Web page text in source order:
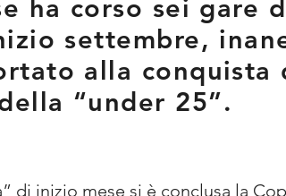
ha corso sei gare
settembre,
alla
“under 25”.
di inizio mese si è conclusa la